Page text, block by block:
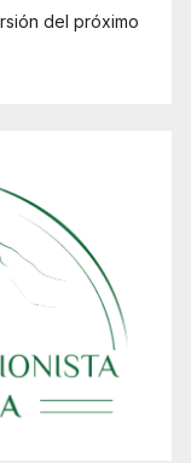
del próximo